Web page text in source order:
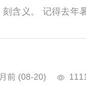
刻含义。 记得去年
前 (08-20) 1111